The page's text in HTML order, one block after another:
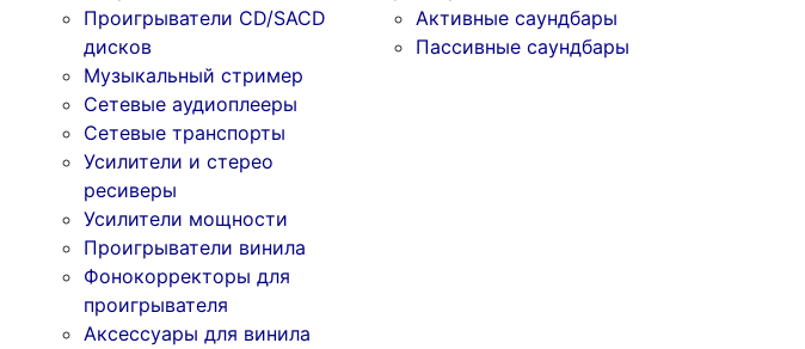
Проигрыватели CD/SACD
дисков
Музыкальный стример
Сетевые аудиоплееры
Сетевые транспорты
Усилители и стерео
ресиверы
Усилители мощности
Проигрыватели винила
Фонокорректоры для
проигрывателя
Аксессуары для винила
Активные саундбары
Пассивные саундбары